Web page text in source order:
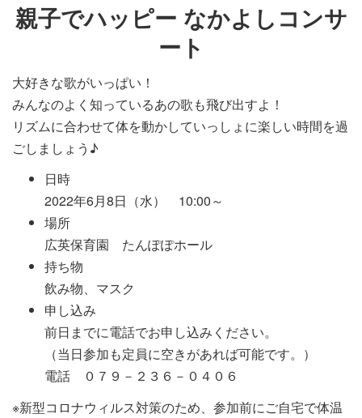
親子でハッピー なかよしコンサ
ート
大好きな歌がいっぱい！
みんなのよく知っているあの歌も飛び出すよ！
リズムに合わせて体を動かしていっしょに楽しい時間を過
ごしましょう♪
日時
2022年6月8日（水） 10:00～
場所
広英保育園 たんぽぽホール
持ち物
飲み物、マスク
申し込み
前日までに電話でお申し込みください。
（当日参加も定員に空きがあれば可能です。）
電話 ０７９－２３６－０４０６
※新型コロナウィルス対策のため、参加前にご自宅で体温